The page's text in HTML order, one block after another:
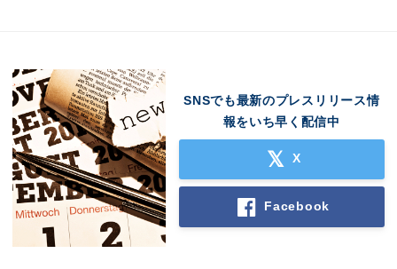
SNSでも最新のプレスリリース情
報をいち早く配信中
X
Facebook
Japanese
English